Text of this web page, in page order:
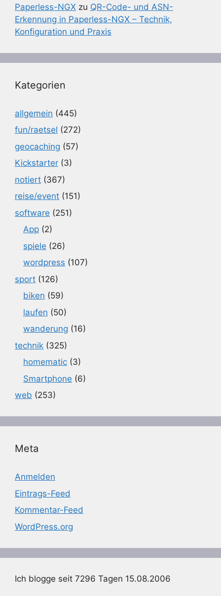
Paperless-NGX zu QR-Code- und ASN-
Erkennung in Paperless-NGX – Technik,
Konfiguration und Praxis
Kategorien
allgemein (445)
fun/raetsel (272)
geocaching (57)
Kickstarter (3)
notiert (367)
reise/event (151)
software (251)
App (2)
spiele (26)
wordpress (107)
sport (126)
biken (59)
laufen (50)
wanderung (16)
technik (325)
homematic (3)
Smartphone (6)
web (253)
Meta
Anmelden
Eintrags-Feed
Kommentar-Feed
WordPress.org
Ich blogge seit 7296 Tagen 15.08.2006